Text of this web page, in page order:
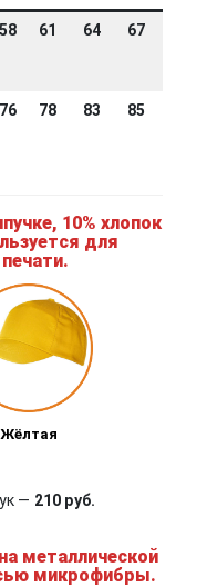
58 61 64 67
76 78 83 85
10% хлопок
для
Жёлтая
— 210 руб.
металлической
микрофибры.